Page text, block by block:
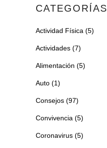
CATEGORÍAS
Actividad Física (5)
Actividades (7)
Alimentación (5)
Auto (1)
Consejos (97)
Convivencia (5)
Coronavirus (5)